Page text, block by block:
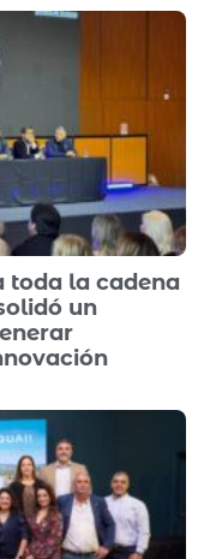
toda la cadena
un